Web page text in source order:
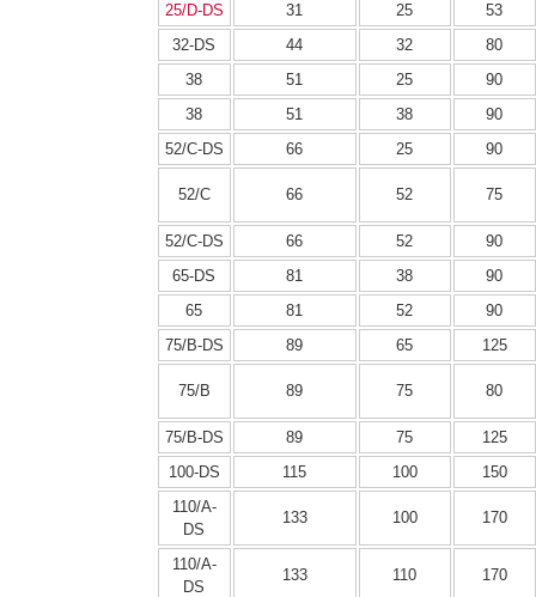
25/D-DS 31 25
53
32-DS
44 32
80
38
51 25
90
38
51 38
90
52/C-DS
66 25 90
52/C 66 52 75
52/C-DS 66 52
90
65-DS
81 38
90
65
81 52
90
75/B-DS
89 65 125
75/B 89 75 80
75/B-DS 89 75
125
100-DS
115 100
150
110/A-
DS
133 100 170
110/A-
DS
133 110 170